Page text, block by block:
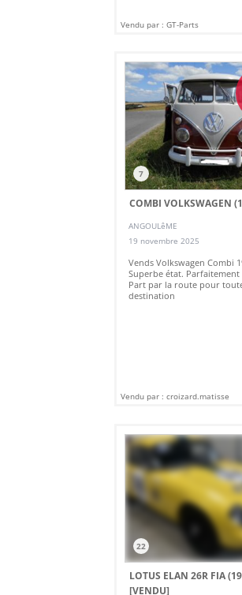
Vendu par : GT-Parts
7
COMBI VOLKSWAGEN
ANGOULêME
19 novembre 2025
Vends Volkswagen Combi
Superbe état.
Part par la route pour
destination
Vendu par : croizard.matisse
22
LOTUS ELAN 26R FIA
[VENDU]